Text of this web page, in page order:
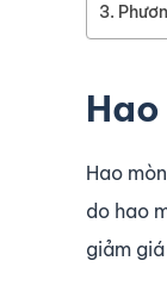
Hao
do hao
giảm